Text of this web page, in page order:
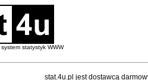
statystyk WWW
stat.4u.pl jest dostawcą